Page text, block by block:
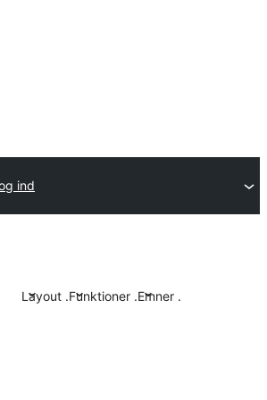
ind
Layout .Funktioner .Emner .